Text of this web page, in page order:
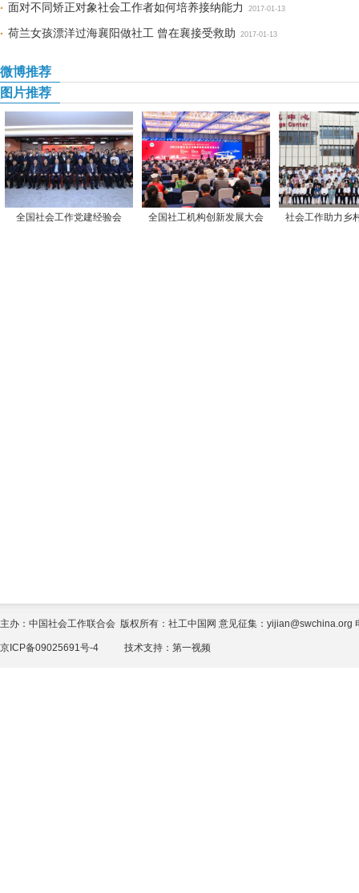
面对不同矫正对象社会工作者如何培养接纳能力 2017-01-13
荷兰女孩漂洋过海襄阳做社工 曾在襄接受救助 2017-01-13
微博推荐
图片推荐
全国社会工作党建经验会 全国社工机构创新发展大会 社会工作助力乡
主办：中国社会工作联合会 版权所有：社工中国网 意见征集：yijian@swchina.org
京ICP备09025691号-4 技术支持： 第一视频